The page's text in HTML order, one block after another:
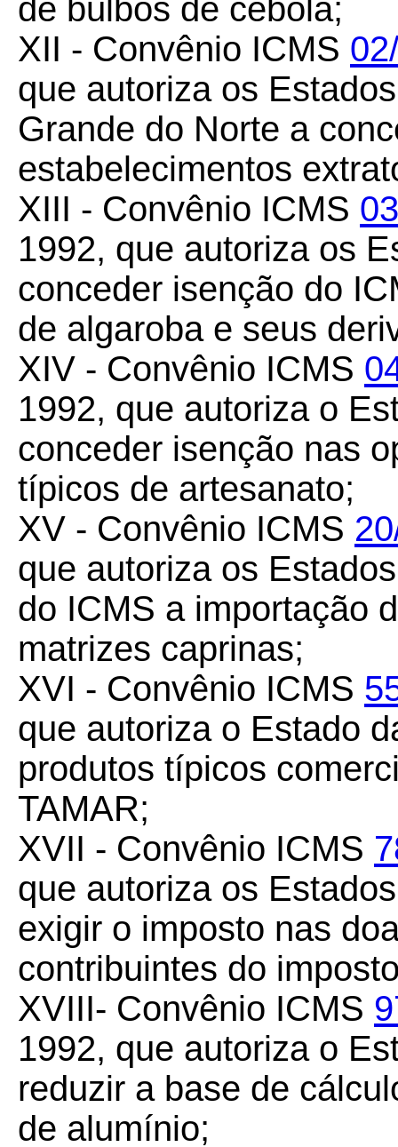
de bulbos de cebola;
XII - Convênio ICMS
que autoriza os
Grande do Norte a
estabelecimentos
XIII - Convênio ICMS
1992, que autoriza os
conceder isenção do
de algaroba e seus
XIV - Convênio ICMS
1992, que autoriza o
conceder isenção nas
típicos de artesanato;
XV - Convênio ICMS
que autoriza os
do ICMS a importação
matrizes caprinas;
XVI - Convênio ICMS
que autoriza o Estado
produtos típicos
TAMAR;
XVII - Convênio ICMS
que autoriza os
exigir o imposto nas
contribuintes do
XVIII- Convênio ICMS
1992, que autoriza o
reduzir a base de
de alumínio;